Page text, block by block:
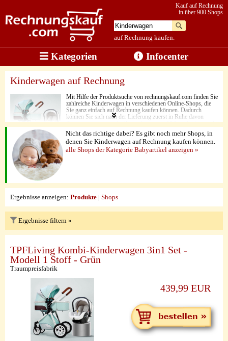
auf Rechnung kaufen.
Kauf auf Rechnung
in über 900 Shops
Kategorien Infocenter
Kinderwagen auf Rechnung
Mit Hilfe der Produktsuche von rechnungskauf.com finden Sie
zahlreiche Kinderwagen in verschiedenen Online-Shops, die
Sie ganz einfach auf Rechnung kaufen können. Dadurch
können Sie sich nach der Lieferung zuerst in Ruhe davon
überzeugen, dass auch alles ordnungsgemäß funktioniert, und
der Kinderwagen auch in Sachen Handling und
Produktqualität ihren Vorstellungen entspricht. Schließlich
kann man beispielsweise beim Onilne-Kauf kaum beurteilen,
ob der Kinderwagen auch tatsächlich in den Kofferraum passt.
Nicht das richtige dabei? Es gibt noch mehr Shops, in
denen Sie Kinderwagen auf Rechnung kaufen können.
alle Shops der Kategorie Babyartikel anzeigen »
Ergebnisse anzeigen: Produkte | Shops
Ergebnisse filtern »
TPFLiving Kombi-Kinderwagen 3in1 Set -
Modell 1 Stoff - Grün
Traumpreisfabrik
439,99 EUR